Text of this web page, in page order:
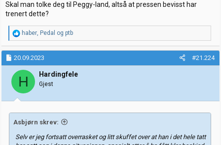
Skal man tolke deg til Peggy-land, altså at pressen bevisst har
trenert dette?
R
e
a
k
s
j
o
e
r
:
haber, Pedal og ptb
20.09.2023 #21.224
H Hardingfele
Gjest
Asbjørn skrev:
Selv er jeg fortsatt overrasket og litt skuffet over at han i det hele tatt